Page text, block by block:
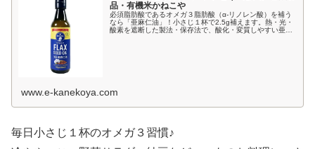
品・有機米かねこや
必須脂肪酸であるオメガ３脂肪酸（α-リノレン酸）を補う
なら「亜麻仁油」！小さじ１杯で2.5g補えます。熱・光・
酸素を遮断した製法・保存法で、酸化・変質しやすい亜麻
www.e-kanekoya.com
毎日小さじ１杯のオメガ３習慣♪